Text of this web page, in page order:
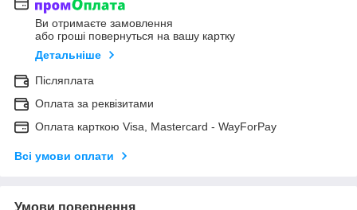
Ви отримаєте замовлення
або гроші повернуться на вашу картку
Детальніше
Післяплата
Оплата за реквізитами
Оплата карткою Visa, Mastercard - WayForPay
Всі умови оплати
Умови повернення